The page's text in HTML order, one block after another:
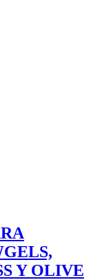
Y OLIVE